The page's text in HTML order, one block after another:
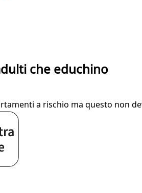
che educhino
a rischio ma questo non